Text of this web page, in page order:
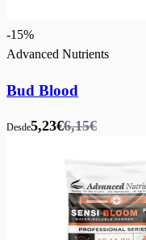
-15%
Advanced Nutrients
Bud Blood
Desde5,23€6,15€